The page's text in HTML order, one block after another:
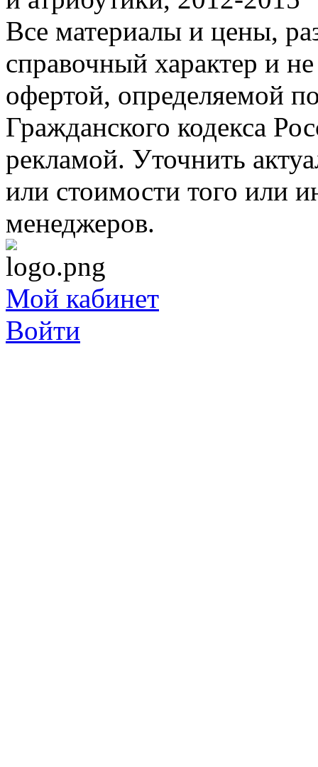
Все материалы и цены,
справочный характер и
офертой, определяемой
Гражданского кодекса
рекламой. Уточнить
или стоимости того или
менеджеров.
Мой кабинет
Войти